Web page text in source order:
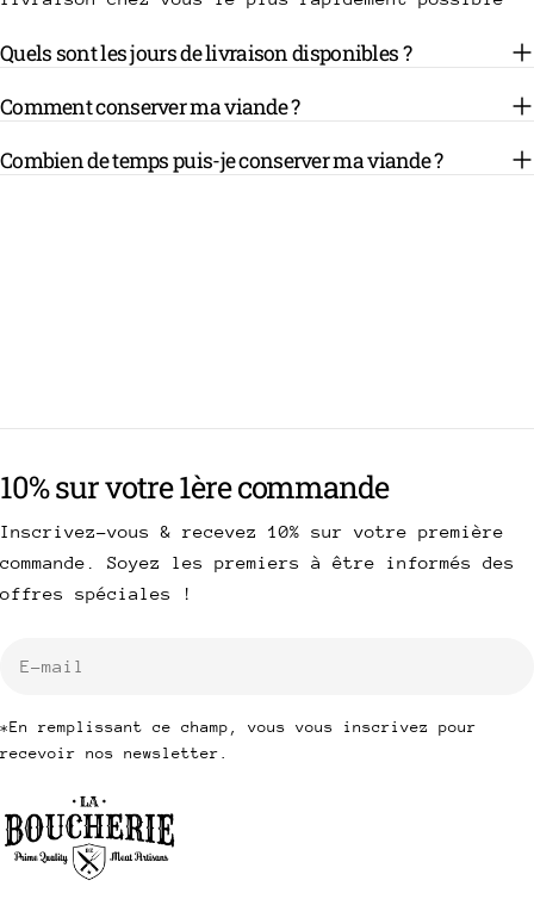
Quels sont les jours de livraison disponibles ?
Comment conserver ma viande ?
Combien de temps puis-je conserver ma viande ?
10% sur votre 1ère commande
Inscrivez-vous & recevez 10% sur votre première
commande. Soyez les premiers à être informés des
offres spéciales !
*En remplissant ce champ, vous vous inscrivez pour
recevoir nos newsletter.